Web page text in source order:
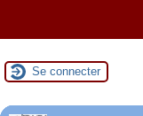
Se connecter